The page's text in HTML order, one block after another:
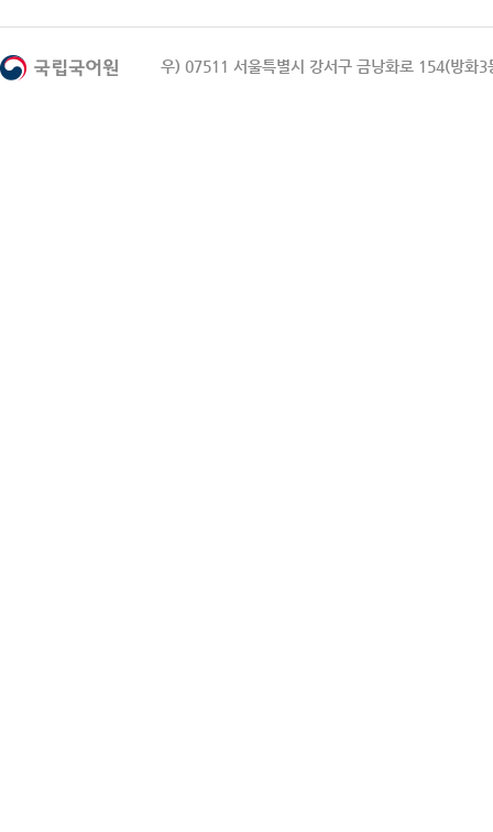
우) 07511 서울특별시 강서구 금낭화로 154(방화3